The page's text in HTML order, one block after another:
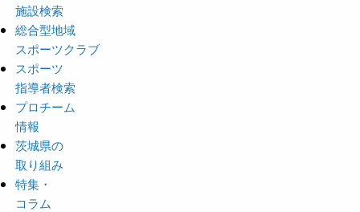
施設検索
総合型地域
スポーツクラブ
スポーツ
指導者検索
プロチーム
情報
茨城県の
取り組み
特集・
コラム